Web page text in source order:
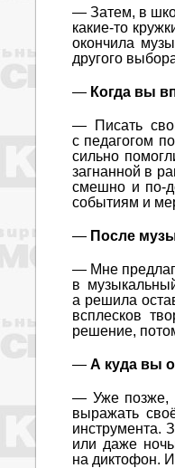
— Затем, в
какие-то
окончила
другого
— Когда вы
— Писать
с педагогом
сильно
загнанной в
смешно и по-
событиям и
— После
— Мне
в
а решила
всплесков
решение,
— А куда вы
— Уже позже,
выражать
инструмента.
или даже
на диктофон.